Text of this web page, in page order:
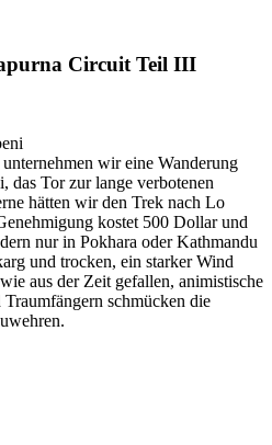
Circuit Teil III
wir eine Wanderung
das Tor zur lange verbotenen
hätten wir den Trek nach Lo
kostet 500 Dollar und
nur in Pokhara oder Kathmandu
und trocken, ein starker Wind
aus der Zeit gefallen, animistische
schmücken die